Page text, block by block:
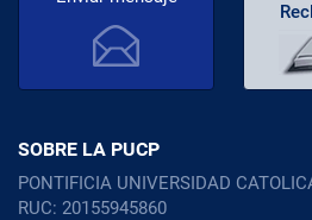
SOBRE LA PUCP
PONTIFICIA UNIVERSIDAD
RUC: 20155945860